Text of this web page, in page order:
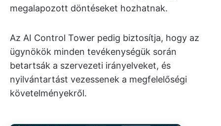
megalapozott döntéseket hozhatnak.
Az AI Control Tower pedig biztosítja, hogy az
ügynökök minden tevékenységük során
betartsák a szervezeti irányelveket, és
nyilvántartást vezessenek a megfelelőségi
követelményekről.